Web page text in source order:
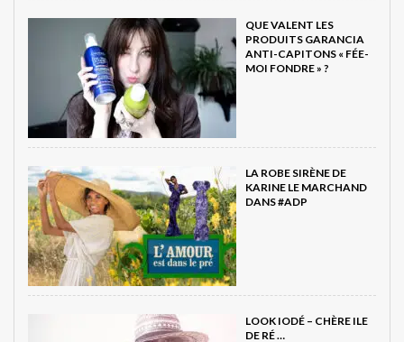
QUE VALENT LES
PRODUITS GARANCIA
ANTI-CAPITONS « FÉE-
MOI FONDRE » ?
LA ROBE SIRÈNE DE
KARINE LE MARCHAND
DANS #ADP
LOOK IODÉ – CHÈRE ILE
DE RÉ …